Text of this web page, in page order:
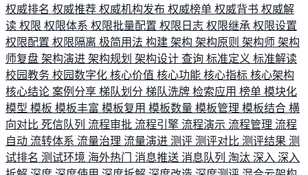
权威排名 权威推荐 权威机构发布 权威榜单 权威背书 权威解
读 权限 权限体系 权限批量配置 权限日志 权限继承 权限设置
权限配置 权限隔离 极简用法 构建 架构 架构原则 架构师 架构
师复盘 架构演进 架构规划 架构设计 查询 标准定义 标准解读
校园教务 校园数字化 核心价值 核心功能 核心指标 核心架构
核心结论 案例分享 梯队划分 梯队洗牌 检索应用 榜单 模块化
模型 模板 模板丰富 模板复用 模板数量 模板管理 模板结合 横
向对比 死信队列 流程审批 流程引擎 流程演示 流程管理 流程
自动 流转体系 流量治理 流量演进 测评 测评对比 测评结果 测
试排名 测试环境 海外热门 消息推送 消息队列 淘汰 深入 深入